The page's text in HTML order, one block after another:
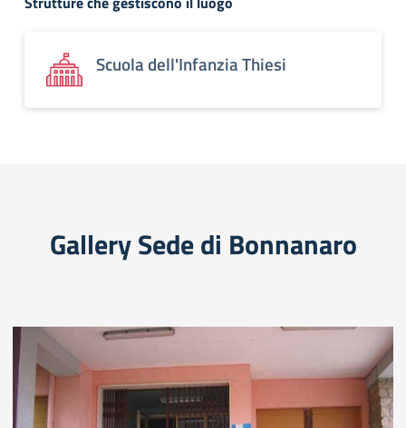
Scuola dell'Infanzia Thiesi
Gallery Sede di Bonnanaro